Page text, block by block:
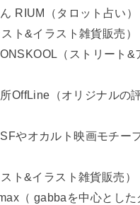
RIUM（タロット占い）
ト&イラスト雑貨販売）
（ストリート&
OffLine（オリジナルの
やオカルト映画モチー
ト&イラスト雑貨販売）
（ gabbaを中心とした